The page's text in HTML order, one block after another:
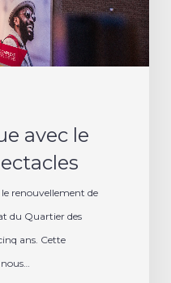
avec le
renouvellement de
du Quartier des
ans. Cette